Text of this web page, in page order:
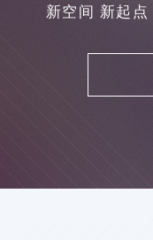
新空间 新起点